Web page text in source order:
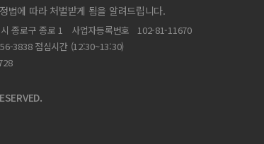
법에 따라 처벌받게 됨을 알려드립니다.
종로구 종로 1 사업자등록번호
102-81-11670
3838 점심시간 (12:30~13:30)